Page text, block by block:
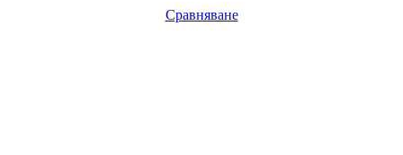
Сравняване